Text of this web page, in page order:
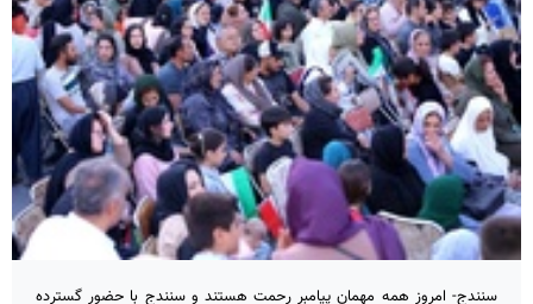
سنندج- امروز همه مهمان پیامبر رحمت هستند و سنندج با حضور گسترده